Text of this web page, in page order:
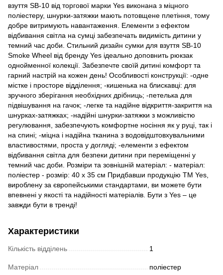
взуття SB-10 від торгової марки Yes виконана з міцного
поліестеру, шнурки-затяжки мають потовщене плетіння, тому
добре витримують навантаження. Елементи з ефектом
відбивання світла на сумці забезпечать видимість дитини у
темний час доби. Стильний дизайн сумки для взуття SB-10
Smoke Wheel від бренду Yes ідеально доповнить рюкзак
однойменної колекції. Забезпечте своїй дитині комфорт та
гарний настрій на кожен день! Особливості конструкції: -одне
містке і просторе відділення; -кишенька на блискавці: для
зручного зберігання необхідних дрібниць; -петелька для
підвішування на гачок; -легке та надійне відкриття-закриття на
шнурках-затяжках; -надійні шнурки-затяжки з можливістю
регулювання, забезпечують комфортне носіння як у руці, так і
на спині; -міцна і надійна тканина з водовідштовхувальними
властивостями, проста у догляді; -елементи з ефектом
відбивання світла для безпеки дитини при переміщенні у
темний час доби. Розміри та зовнішній матеріал: - матеріал:
поліестер - розмір: 40 х 35 см Придбавши продукцію TM Yes,
вироблену за європейськими стандартами, ви можете бути
впевнені у якості та надійності матеріалів. Бути з Yes – це
завжди бути в тренді!
Характеристики
Кількість відділень 1
Матеріал поліестер